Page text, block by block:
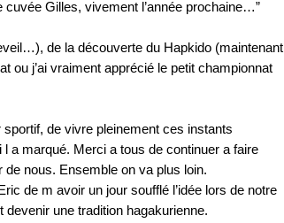
Gilles, vivement l’année prochaine…”
de la découverte du Hapkido (maintenant
ou j’ai vraiment apprécié le petit championnat
de vivre pleinement ces instants
a marqué. Merci a tous de continuer a faire
nous. Ensemble on va plus loin.
de m avoir un jour soufflé l’idée lors de notre
une tradition hagakurienne.